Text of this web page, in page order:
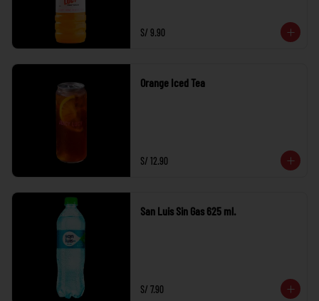
S/ 9.90
Orange Iced Tea
S/ 12.90
San Luis Sin Gas 625 ml.
S/ 7.90